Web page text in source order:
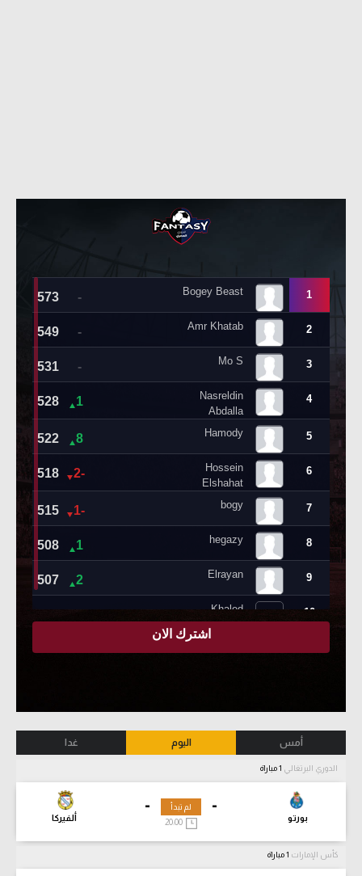
أمس اليوم غدا
الدوري البرتغالي
-
بورتو
-
ألفيركا
لم تبدأ
كأس الإمارات